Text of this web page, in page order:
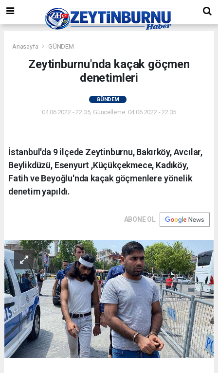
Anasayfa GÜNDEM
Zeytinburnu'nda kaçak göçmen
denetimleri
GÜNDEM
04.06.2022 - 22:35, Güncelleme: 04.06.2022 - 22:35
İstanbul'da 9 ilçede Zeytinburnu, Bakırköy, Avcılar,
Beylikdüzü, Esenyurt ,Küçükçekmece, Kadıköy,
Fatih ve Beyoğlu'nda kaçak göçmenlere yönelik
denetim yapıldı.
ABONE OL